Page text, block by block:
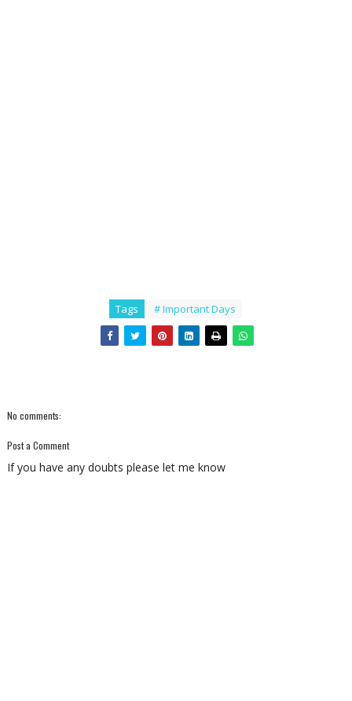
Tags # Important Days
No comments:
Post a Comment
If you have any doubts please let me know